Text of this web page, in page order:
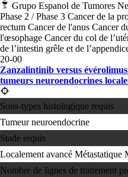
Grupo Espanol de Tumores
Phase 2 / Phase 3 Cancer de la
rectum Cancer de l'anus Cancer
l'œsophage Cancer du col de
de l’intestin grêle et de
20-00
Zanzalintinib versus
tumeurs neuroendocrines
Sous-types histologique requis
Tumeur neuroendocrine
Stade requis
Localement avancé Métastatique
Nombre de lignes de traitement